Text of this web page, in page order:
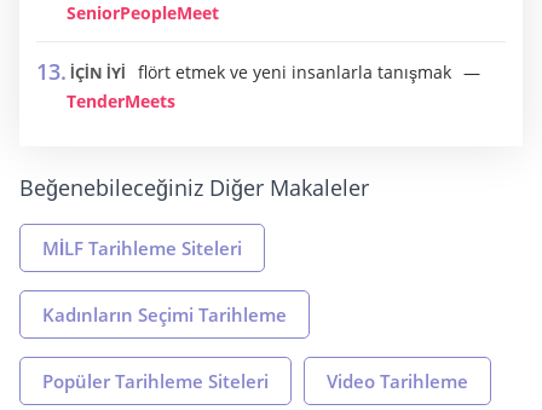
SeniorPeopleMeet
İÇİN İYİ
flört etmek ve yeni insanlarla tanışmak
TenderMeets
Beğenebileceğiniz Diğer Makaleler
MİLF Tarihleme Siteleri
Kadınların Seçimi Tarihleme
Popüler Tarihleme Siteleri Video Tarihleme